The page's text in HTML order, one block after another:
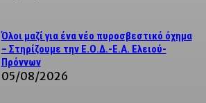
Όλοι μαζί για ένα νέο πυροσβεστικό όχημα
– Στηρίζουμε την Ε.Ο.Δ.-Ε.Α. Ελειού-
Πρόννων
05/08/2026